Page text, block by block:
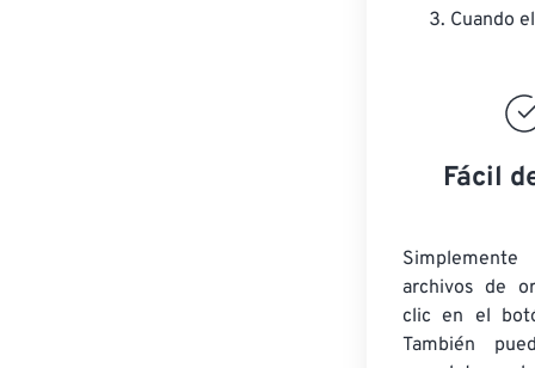
Cuando
Fácil
archivos de
clic en el
También